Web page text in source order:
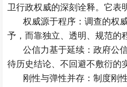
卫行政权威的深刻诠释。它表
权威源于程序：调查的权
予，而靠独立、透明、规范的
公信力基于延续：政府公
待历史结论、不回避不敷衍的
刚性与弹性并存：制度刚